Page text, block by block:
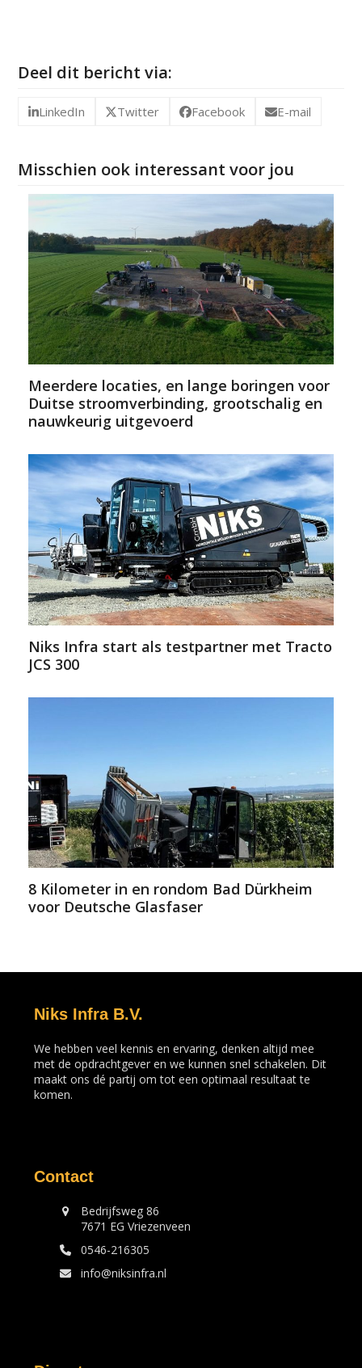
Deel dit bericht via:
LinkedIn Twitter Facebook E-mail
Misschien ook interessant voor jou
Meerdere locaties, en lange boringen voor
Duitse stroomverbinding, grootschalig en
nauwkeurig uitgevoerd
Niks Infra start als testpartner met Tracto
JCS 300
8 Kilometer in en rondom Bad Dürkheim
voor Deutsche Glasfaser
Niks Infra B.V.
We hebben veel kennis en ervaring, denken altijd mee
met de opdrachtgever en we kunnen snel schakelen. Dit
maakt ons dé partij om tot een optimaal resultaat te
komen.
Contact
Bedrijfsweg 86
7671 EG Vriezenveen
0546-216305
info@niksinfra.nl